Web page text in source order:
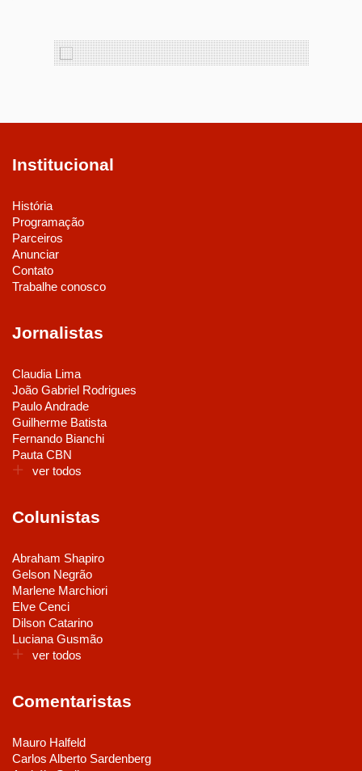
Institucional
História
Programação
Parceiros
Anunciar
Contato
Trabalhe conosco
Jornalistas
Claudia Lima
João Gabriel Rodrigues
Paulo Andrade
Guilherme Batista
Fernando Bianchi
Pauta CBN
ver todos
Colunistas
Abraham Shapiro
Gelson Negrão
Marlene Marchiori
Elve Cenci
Dilson Catarino
Luciana Gusmão
ver todos
Comentaristas
Mauro Halfeld
Carlos Alberto Sardenberg